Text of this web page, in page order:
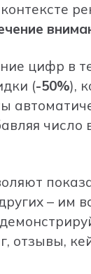
цифр в
(-50%),
– им
отзывы,